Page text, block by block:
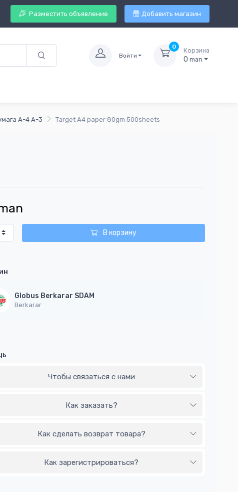
Разместить объявление Добавить магазин
Войти
0
Корзина
0 man
А-4 А-3 Target A4 paper 80gm 500sheets
В корзину
Globus Berkarar SDAM
Berkarar
Чтобы связаться с нами
Как заказать?
Как сделать возврат товара?
Как зарегистрироваться?